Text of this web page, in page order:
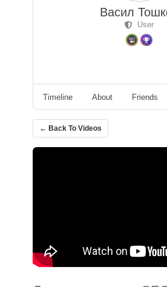
Васил
User
Timeline About Friends
← Back To Videos